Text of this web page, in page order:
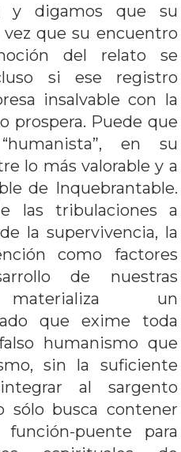
y digamos que su
que su encuentro
del relato se
si ese registro
insalvable con la
prospera. Puede que
en su
lo más valorable y a
de Inquebrantable.
las tribulaciones a
la supervivencia, la
como factores
de nuestras
materializa un
que exime toda
humanismo que
sin la suficiente
al sargento
sólo busca contener
puente para